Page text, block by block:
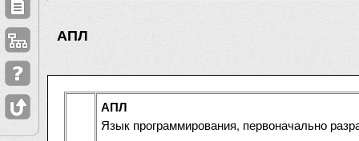
АПЛ
АПЛ
Язык программирования, первоначально